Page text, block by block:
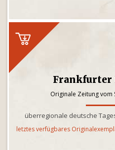
Frankfurter
Originale Zeitung vom
überregionale deutsche
letztes verfügbares